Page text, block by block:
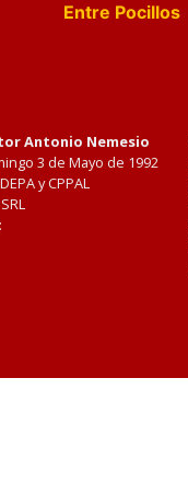
Entre Pocillos
Antonio Nemesio
3 de Mayo de 1992
y CPPAL